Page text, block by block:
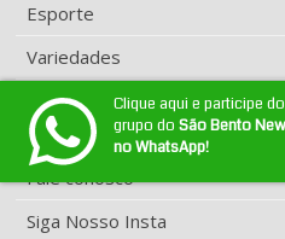
Esporte
Variedades
EXPEDIENTE
Fale conosco
Siga Nosso Insta
Clique aqui e participe do
grupo do São Bento
no WhatsApp!